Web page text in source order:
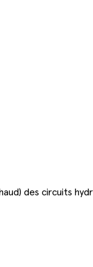
des circuits